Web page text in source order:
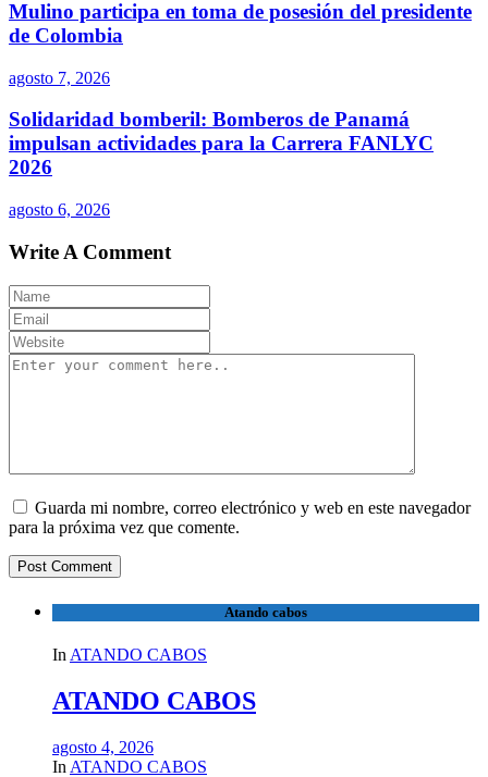
Mulino participa en toma de posesión del presidente
de Colombia
agosto 7, 2026
Solidaridad bomberil: Bomberos de Panamá
impulsan actividades para la Carrera FANLYC
2026
agosto 6, 2026
Write A Comment
Guarda mi nombre, correo electrónico y web en este navegador
para la próxima vez que comente.
Atando cabos
In ATANDO CABOS
ATANDO CABOS
agosto 4, 2026
In ATANDO CABOS